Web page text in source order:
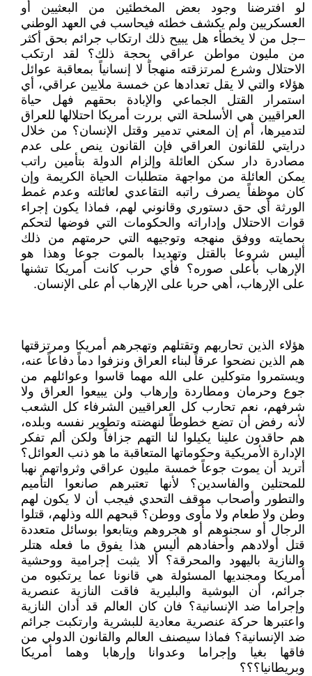
لو افترضنا وجود بعض المخطئين من البعثيين أو
العسكريين ولم يكشف خطئه فيحاسب في العهد الوطني
–جل من لا يخطأء هل يبيح ذلك ارتكاب جرائم بحق أكثر
من مليون مواطن عراقي بحجة ذلك؟ لقد ارتكب
الاحتلال وشرع لمرتزقته منهجاً لا إنسانياً بمعاقبة عوائل
هؤلاء والتي لا يقل تعدادها عن خمسة ملايين عراقي، أي
استمرار القتل الجماعي والإبادة بحقهم فهل حياة
العراقيين هي الأسلحة التي بررت أمريكا احتلالها للعراق
لتدميرها، أم إن المعني تدمير وقتل الإنسان؟ من خلال
درايتي للقانون العراقي فإن القانون ينص على عدم
مصادرة دار سكن العائلة وإلزام الدولة بتأمين راتب
يمكن العائلة من مواجهة متطلبات الحياة الكريمة وإن
كان موظفاً يصرف راتبه التقاعدي لعائلته وعدم غمط
الورثة أي حق دستوري وقانوني لهم، فماذا يكون إجراء
قوات الاحتلال وإداراته والحكومات التي فوضها لتحكم
بحمايته ووفق منهجه وتوجيهه التي حرمتهم من ذلك
أليس شروعا بالقتل وتهديدا بالموت جوعا وهذا هو
الإرهاب بأعلى صوره؟ فأي حرب كانت أمريكا تشنها
على الإرهاب، أهي حربا على الإرهاب أم على الإنسان.
هؤلاء الذين تحاربهم وتقتلهم وتهجرهم أمريكا ومرتزقتها
هم الذين نضحوا عرقاً لبناء العراق ونزفوا دماً دفاعاً عنه،
ويستمروا متوكلين على الله مهما قاسوا وعوائلهم من
جوع وحرمان ومطاردة وإرهاب ولن يبيعوا العراق ولا
شرفهم، نعم تحارب كل العراقيين الشرفاء كل الشعب
لأنه رفض أن تضع خطوطاً لنهضته وتطوير نفسه وبلده،
هم حاقدون علينا يكيلوا لنا التهم جزافاً ولكن ألم تفكر
الإدارة الأمريكية وحكوماتها المتعاقبة ما هو ذنب العوائل؟
أتريد أن يموت جوعاً خمسة مليون عراقي وثرواتهم نهبا
للمحتلين والفاسدين؟ لأنها تعتبرهم صانعوا التأميم
والتطور وأصحاب موقف التحدي فيجب أن لا يكون لهم
وطن ولا طعام ولا مأوى ووطن؟ قبحهم الله وذلهم، قتلوا
الرجال أو سجنوهم أو هجروهم ويتابعوا بوسائل متعددة
قتل أولادهم وأحفادهم أليس هذا يفوق ما فعله هتلر
والنازية باليهود والمحرقة؟ ألا يثبت إجرامية ووحشية
أمريكا ومجنديها المسئولة هي قانونا عما يرتكبوه من
جرائم، أن البوشية والبليرية فاقت النازية عنصرية
وإجراما ضد الإنسانية؟ فان كان العالم قد أدان النازية
واعتبرها حركة عنصرية معادية للبشرية وارتكبت جرائم
ضد الإنسانية؟ فماذا سيصنف العالم والقانون الدولي من
فاقها بغيا وإجراما وعدوانا وإرهابا وهما أمريكا
وبريطانيا؟؟؟